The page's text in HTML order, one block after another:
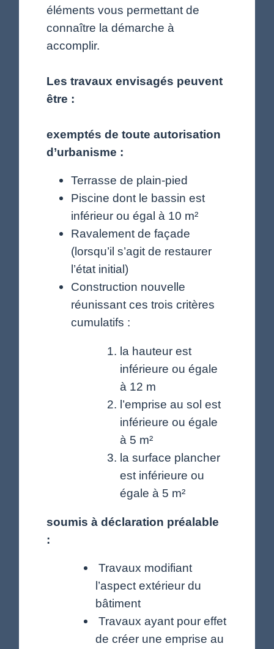
éléments vous permettant de
connaître la démarche à
accomplir.
Les travaux envisagés peuvent
être :
exemptés de toute autorisation
d’urbanisme :
Terrasse de plain-pied
Piscine dont le bassin est
inférieur ou égal à 10 m²
Ravalement de façade
(lorsqu’il s’agit de restaurer
l’état initial)
Construction nouvelle
réunissant ces trois critères
cumulatifs :
la hauteur est
inférieure ou égale
à 12 m
l’emprise au sol est
inférieure ou égale
à 5 m²
la surface plancher
est inférieure ou
égale à 5 m²
soumis à déclaration préalable
:
Travaux modifiant
l’aspect extérieur du
bâtiment
Travaux ayant pour effet
de créer une emprise au